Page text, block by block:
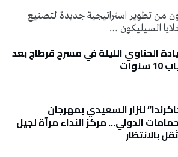
من تطوير استراتيجية جديدة لتصنيع
السيليكون …
الحناوي الليلة في مسرح قرطاج بعد
سنوات
لنزار السعيدي بمهرجان
الدولي… مركز النداء مرآة لجيل
بالانتظار